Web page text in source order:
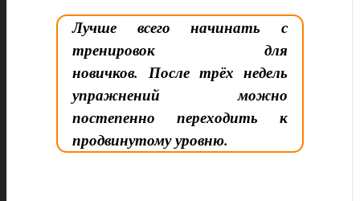
Лучше всего начинать с
тренировок для
новичков. После трёх недель
упражнений можно
постепенно переходить к
продвинутому уровню.